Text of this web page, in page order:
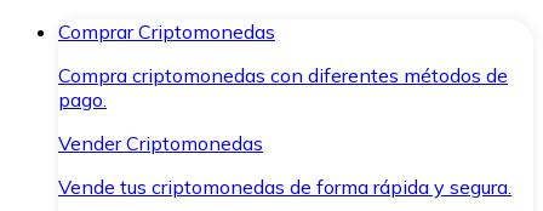
Comprar Criptomonedas
Compra criptomonedas con diferentes métodos de
pago.
Vender Criptomonedas
Vende tus criptomonedas de forma rápida y segura.